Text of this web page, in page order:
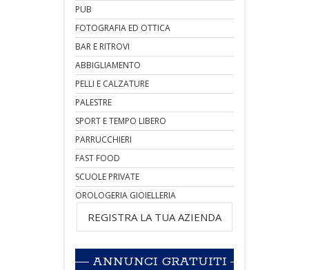
PUB
FOTOGRAFIA ED OTTICA
BAR E RITROVI
ABBIGLIAMENTO
PELLI E CALZATURE
PALESTRE
SPORT E TEMPO LIBERO
PARRUCCHIERI
FAST FOOD
SCUOLE PRIVATE
OROLOGERIA GIOIELLERIA
REGISTRA LA TUA AZIENDA
ANNUNCI GRATUITI